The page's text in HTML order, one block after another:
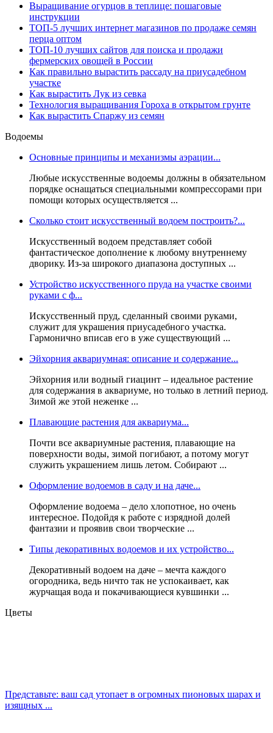
Выращивание огурцов в теплице: пошаговые
инструкции
ТОП-5 лучших интернет магазинов по продаже семян
перца оптом
ТОП-10 лучших сайтов для поиска и продажи
фермерских овощей в России
Как правильно вырастить рассаду на приусадебном
участке
Как вырастить Лук из севка
Технология выращивания Гороха в открытом грунте
Как вырастить Спаржу из семян
Водоемы
Основные принципы и механизмы аэрации...
Любые искусственные водоемы должны в обязательном
порядке оснащаться специальными компрессорами при
помощи которых осуществляется ...
Сколько стоит искусственный водоем построить?...
Искусственный водоем представляет собой
фантастическое дополнение к любому внутреннему
дворику. Из-за широкого диапазона доступных ...
Устройство искусственного пруда на участке своими
руками с ф...
Искусственный пруд, сделанный своими руками,
служит для украшения приусадебного участка.
Гармонично вписав его в уже существующий ...
Эйхорния аквариумная: описание и содержание...
Эйхорния или водный гиацинт – идеальное растение
для содержания в аквариуме, но только в летний период.
Зимой же этой неженке ...
Плавающие растения для аквариума...
Почти все аквариумные растения, плавающие на
поверхности воды, зимой погибают, а потому могут
служить украшением лишь летом. Собирают ...
Оформление водоемов в саду и на даче...
Оформление водоема – дело хлопотное, но очень
интересное. Подойдя к работе с изрядной долей
фантазии и проявив свои творческие ...
Типы декоративных водоемов и их устройство...
Декоративный водоем на даче – мечта каждого
огородника, ведь ничто так не успокаивает, как
журчащая вода и покачивающиеся кувшинки ...
Цветы
Представьте: ваш сад утопает в огромных пионовых шарах и
изящных ...